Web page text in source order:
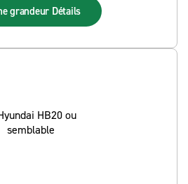
grandeur Détails